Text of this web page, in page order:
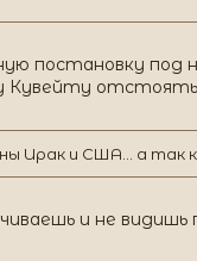
постановку под
Кувейту отстоять
Ирак и США... а
и не видишь